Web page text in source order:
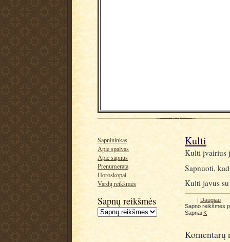
Sapnininkas
Apie spalvas
Apie sapnus
Prenumerata
Horoskopai
Vardų reikšmės
Sapnų reikšmės
Kulti
Kulti įvairius
Sapnuoti,
Kulti javus
| Daugiau
Sapno reikšmes
Sapnai K
Komentarų